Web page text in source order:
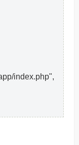
index.php",